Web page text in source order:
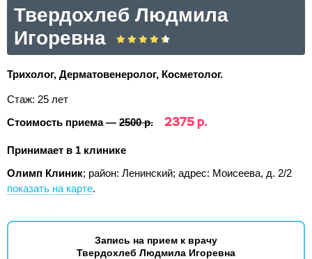
Твердохлеб Людмила
Игоревна
Трихолог, Дерматовенеролог, Косметолог.
Стаж: 25 лет
Стоимость приема — 2500 р. 2375 р.
Принимает в 1 клинике
Олимп Клиник; район: Ленинский; адрес: Моисеева, д. 2/2
показать на карте.
Запись на прием к врачу
Твердохлеб Людмила Игоревна